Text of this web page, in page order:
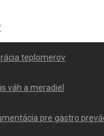
teplomerov
váh a meradiel
pre gastro